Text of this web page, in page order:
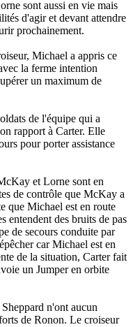
sont aussi en vie mais
d'agir et devant attendre
prochainement.
Michael a appris ce
la ferme intention
un maximum de
de l'équipe qui a
rapport à Carter. Elle
pour porter assistance
et Lorne sont en
de contrôle que McKay a
que Michael est en route
entendent des bruits de pas
de secours conduite par
car Michael est en
de la situation, Carter fait
un Jumper en orbite
n'ont aucun
de Ronon. Le croiseur